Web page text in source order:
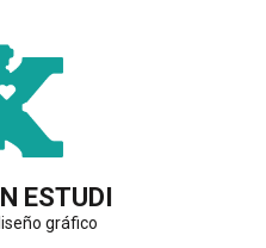
ESTUDI
gráfico